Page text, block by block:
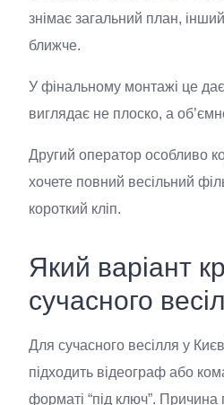
знімає загальний план,
ближче.
У фінальному монтажі це
виглядає не плоско, а
Другий оператор особливо
хочете повний весільний
короткий кліп.
Який варіант
сучасного
Для сучасного весілля у
підходить відеограф або
форматі “під ключ”. Причина